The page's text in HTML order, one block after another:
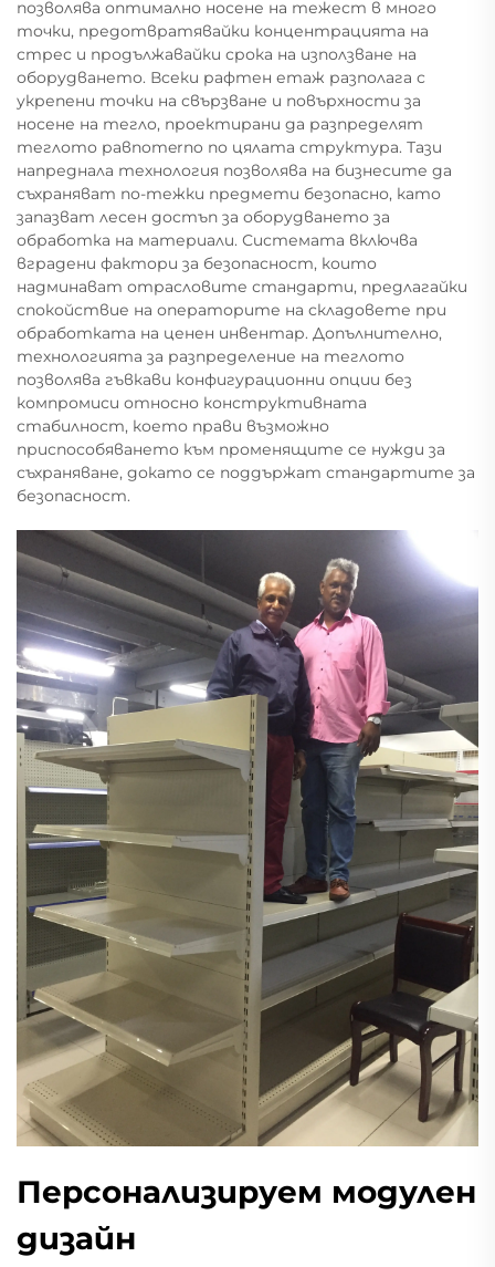
позволява оптимално носене на тежест в много
точки, предотвратявайки концентрацията на
стрес и продължавайки срока на използване на
оборудването. Всеки рафтен етаж разполага с
укрепени точки на свързване и повърхности за
носене на тегло, проектирани да разпределят
теглото равnomerno по цялата структура. Тази
напреднала технология позволява на бизнесите да
съхраняват по-тежки предмети безопасно, като
запазват лесен достъп за оборудването за
обработка на материали. Системата включва
вградени фактори за безопасност, които
надминават отрасловите стандарти, предлагайки
спокойствие на операторите на складовете при
обработката на ценен инвентар. Допълнително,
технологията за разпределение на теглото
позволява гъвкави конфигурационни опции без
компромиси относно конструктивната
стабилност, което прави възможно
приспособяването към променящите се нужди за
съхраняване, докато се поддържат стандартите за
безопасност.
Персонализируем модулен
дизайн